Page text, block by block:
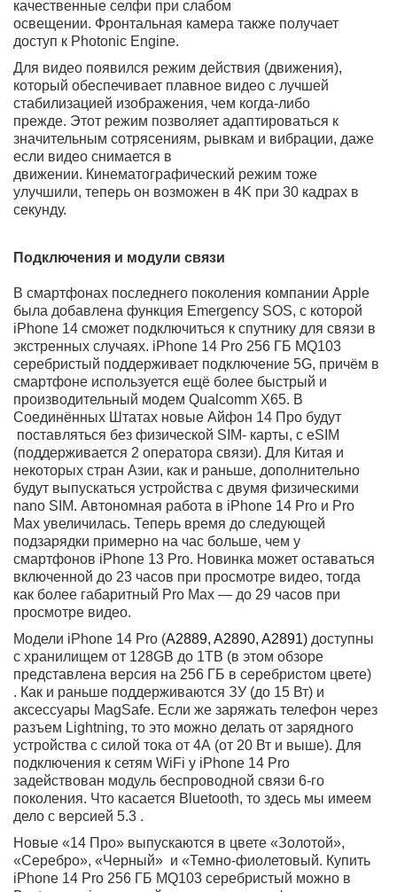
По традиции, на самые дорогие телефоны Apple ставит
собственные чипсеты последнего поколения. В случае
14 Pro 256GB MQ103 (серебристый
A2891))непревзойденную производительность
обеспечивает чип A16, который сделан по 4 нм
технологическому процессу. Благодаря этому он
отдает самую высокую мощность, оставаясь при
этому достаточно экономичным. Чип А16 имеет 6 еще
более быстрых ядер и ускоренную 5-ядерную
графическую часть, которая в свою очередь может
похвастать увеличенной на 50% скоростью работы
памяти. 16-ядерный нейронный двигатель
обеспечивает до 17 трлн процессов в сек. На практике
выливаются в мгновенный запуск приложений, еще
скорость работы при обработке фото и видео. Что
касается игр, то в них можно играть на максимальных
настройках графики без подтормаживаний и снижения
fps.
iPhone 14 Pro камера
Apple позаботилась о том, чтобы в этом году iPhone 14
Pro 256GB MQ103 серебристый получил несколько
крупных обновлений камеры. Главным из них является
новый основной датчик на 48 МП. Благодаря
технологии объединения 4 пикселей в 1, iPhone 14 Pro
может делать превосходное по своей детализации 12-
мегапиксельное изображение в условиях
недостаточного освещения. Более продвинутые
любители смогут получать целые 48-мегапиксельные
изображения в «сыром» формате ProRAW и
обрабатывать их внешними редакторами.
12-мегапиксельный сверхширокоугольный модуль
также получил улучшения характеристик благодаря
новому датчику, который в два раза больше, чем у
iPhone 13 Pro. Телеобъектив используется по-прежнему